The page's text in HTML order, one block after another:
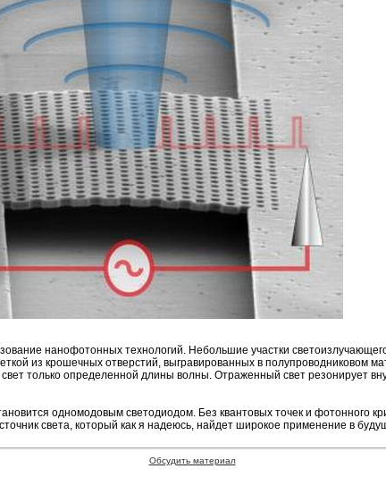
нанофотонных технологий. Небольшие участки
из крошечных отверстий, выгравированных в полупроводниковом
только определенной длины волны. Отраженный свет резонирует
одномодовым светодиодом. Без квантовых точек и фотонного
света, который как я надеюсь, найдет широкое применение в
Обсудить материал